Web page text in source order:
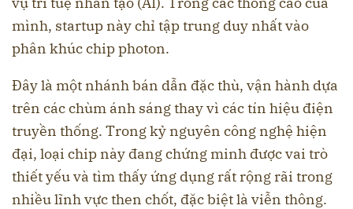
mình, startup này chỉ tập trung duy nhất vào
phân khúc chip photon.
Đây là một nhánh bán dẫn đặc thù, vận hành dựa
trên các chùm ánh sáng thay vì các tín hiệu điện
truyền thống. Trong kỷ nguyên công nghệ hiện
đại, loại chip này đang chứng minh được vai trò
thiết yếu và tìm thấy ứng dụng rất rộng rãi trong
nhiều lĩnh vực then chốt, đặc biệt là viễn thông.